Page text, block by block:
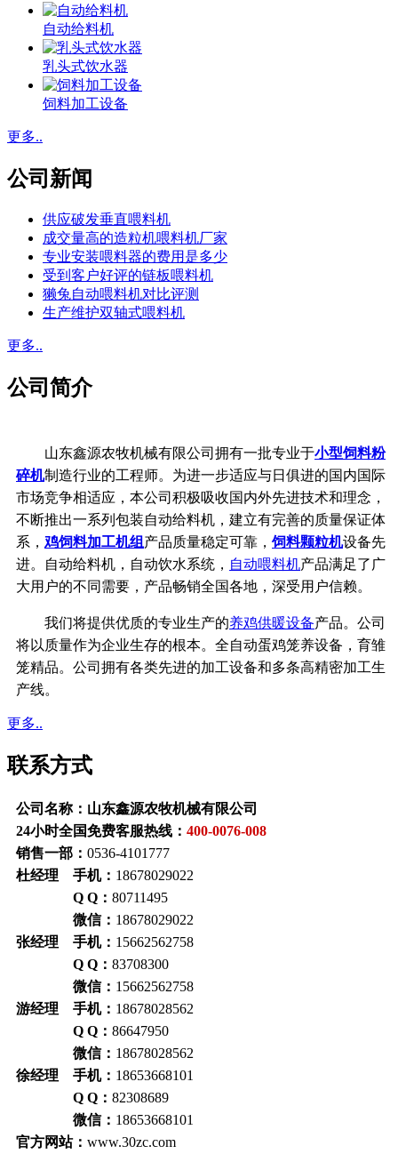
自动给料机
乳头式饮水器
饲料加工设备
更多..
公司新闻
供应破发垂直喂料机
成交量高的造粒机喂料机厂家
专业安装喂料器的费用是多少
受到客户好评的链板喂料机
獭兔自动喂料机对比评测
生产维护双轴式喂料机
更多..
公司简介
山东鑫源农牧机械有限公司拥有一批专业于小型饲料粉
碎机制造行业的工程师。为进一步适应与日俱进的国内国际
市场竞争相适应，本公司积极吸收国内外先进技术和理念，
不断推出一系列包装自动给料机，建立有完善的质量保证体
系， 鸡饲料加工机组产品质量稳定可靠，饲料颗粒机设备先
进。自动给料机，自动饮水系统， 自动喂料机产品满足了广
大用户的不同需要，产品畅销全国各地，深受用户信赖。
我们将提供优质的专业生产的养鸡供暖设备产品。公司
将以质量作为企业生存的根本。全自动蛋鸡笼养设备，育雏
笼精品。公司拥有各类先进的加工设备和多条高精密加工生
产线。
更多..
联系方式
公司名称：山东鑫源农牧机械有限公司
24小时全国免费客服热线： 400-0076-008
销售一部： 0536-4101777
杜经理 手机： 18678029022
Q Q： 80711495
微信： 18678029022
张经理 手机： 15662562758
Q Q： 83708300
微信： 15662562758
游经理 手机： 18678028562
Q Q： 86647950
微信： 18678028562
徐经理 手机： 18653668101
Q Q： 82308689
微信： 18653668101
官方网站： www.30zc.com